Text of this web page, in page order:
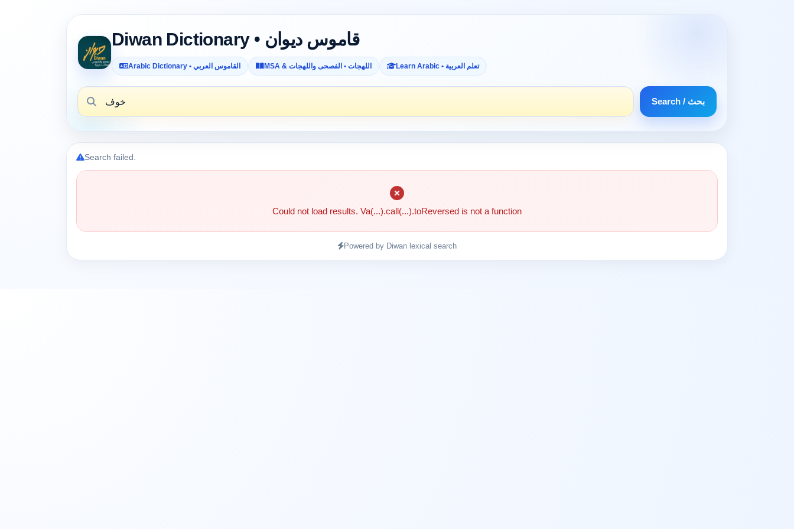
Diwan Dictionary • قاموس ديوان
Arabic Dictionary • القاموس العربي MSA & اللهجات • الفصحى واللهجات Learn Arabic • تعلم العربية
Search / بحث
Search failed.
Could not load results. Va(...).call(...).toReversed is not a function
Powered by Diwan lexical search